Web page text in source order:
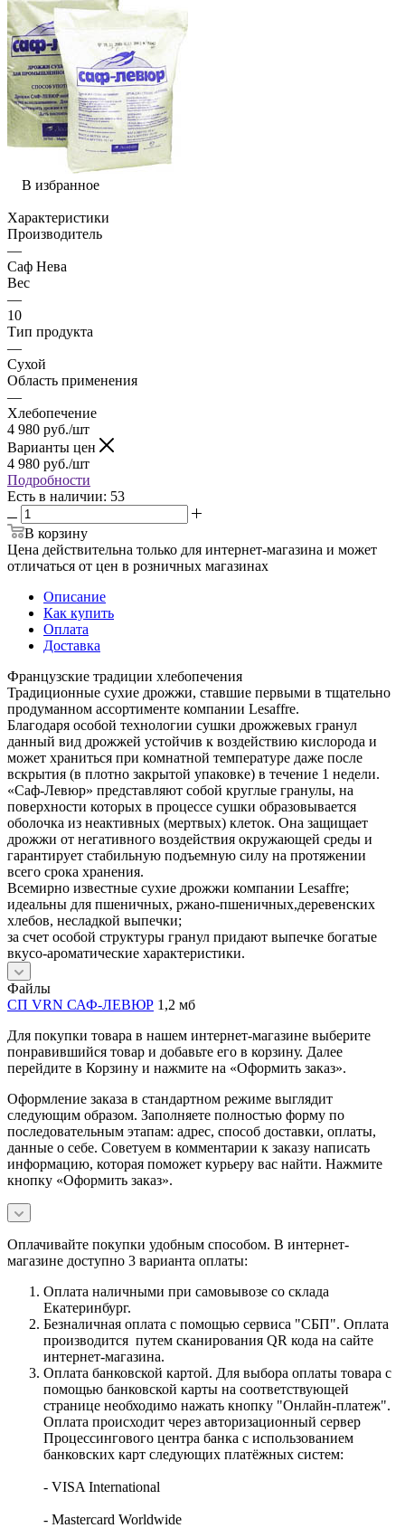
В избранное
Характеристики
Производитель
—
Саф Нева
Вес
—
10
Тип продукта
—
Сухой
Область применения
—
Хлебопечение
4 980 руб./шт
Варианты цен
4 980 руб./шт
Подробности
Есть в наличии: 53
В корзину
Цена действительна только для интернет-магазина и может
отличаться от цен в розничных магазинах
Описание
Как купить
Оплата
Доставка
Французские традиции хлебопечения
Традиционные сухие дрожжи, ставшие первыми в тщательно
продуманном ассортименте компании Lesaffre.
Благодаря особой технологии сушки дрожжевых гранул
данный вид дрожжей устойчив к воздействию кислорода и
может храниться при комнатной температуре даже после
вскрытия (в плотно закрытой упаковке) в течение 1 недели.
«Саф-Левюр» представляют собой круглые гранулы, на
поверхности которых в процессе сушки образовывается
оболочка из неактивных (мертвых) клеток. Она защищает
дрожжи от негативного воздействия окружающей среды и
гарантирует стабильную подъемную силу на протяжении
всего срока хранения.
Всемирно известные сухие дрожжи компании Lesaffre;
идеальны для пшеничных, ржано-пшеничных,деревенских
хлебов, несладкой выпечки;
за счет особой структуры гранул придают выпечке богатые
вкусо-ароматические характеристики.
Файлы
СП VRN САФ-ЛЕВЮР 1,2 мб
Для покупки товара в нашем интернет-магазине выберите
понравившийся товар и добавьте его в корзину. Далее
перейдите в Корзину и нажмите на «Оформить заказ».
Оформление заказа в стандартном режиме выглядит
следующим образом. Заполняете полностью форму по
последовательным этапам: адрес, способ доставки, оплаты,
данные о себе. Советуем в комментарии к заказу написать
информацию, которая поможет курьеру вас найти. Нажмите
кнопку «Оформить заказ».
Оплачивайте покупки удобным способом. В интернет-
магазине доступно 3 варианта оплаты:
Оплата наличными при самовывозе со склада
Екатеринбург.
Безналичная оплата с помощью сервиса "СБП". Оплата
производится путем сканирования QR кода на сайте
интернет-магазина.
Оплата банковской картой. Для выбора оплаты товара с
помощью банковской карты на соответствующей
странице необходимо нажать кнопку "Онлайн-платеж".
Оплата происходит через авторизационный сервер
Процессингового центра банка с использованием
банковских карт следующих платёжных систем:
- VISA International
- Mastercard Worldwide